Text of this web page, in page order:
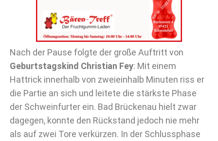
Nach der Pause folgte der große Auftritt von
Geburtstagskind Christian Fey: Mit einem
Hattrick innerhalb von zweieinhalb Minuten riss er
die Partie an sich und leitete die stärkste Phase
der Schweinfurter ein. Bad Brückenau hielt zwar
dagegen, konnte den Rückstand jedoch nie mehr
als auf zwei Tore verkürzen. In der Schlussphase